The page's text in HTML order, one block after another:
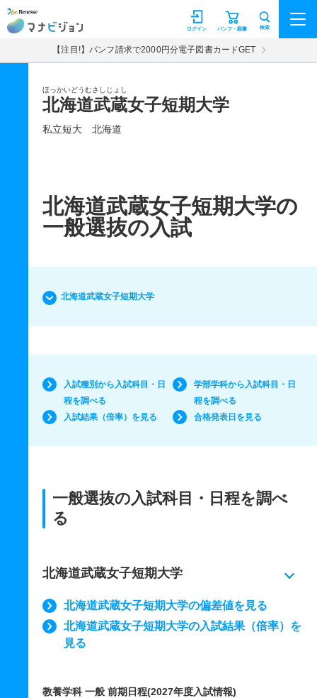
マナビジョン パンフ・願書
ログイン 検索
【注目!】パンフ請求で2000円分電子図書カードGET
ほっかいどうむさしじょし
北海道武蔵女子短期大学
私立短大 北海道
北海道武蔵女子短期大学の
一般選抜の入試
北海道武蔵女子短期大学
入試種別から入試科目・日
程を調べる
学部学科から入試科目・日
程を調べる
入試結果（倍率）を見る
合格発表日を見る
一般選抜の入試科目・日程を調べ
る
北海道武蔵女子短期大学
北海道武蔵女子短期大学の偏差値を見る
北海道武蔵女子短期大学の入試結果（倍率）を
見る
教養学科 一般 前期日程(2027年度入試情報)